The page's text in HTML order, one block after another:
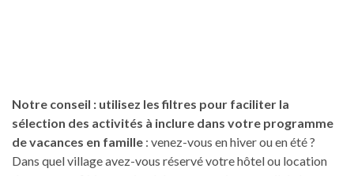
Notre conseil : utilisez les filtres pour faciliter la
sélection des activités à inclure dans votre programme
de vacances en famille : venez-vous en hiver ou en été ?
Dans quel village avez-vous réservé votre hôtel ou location